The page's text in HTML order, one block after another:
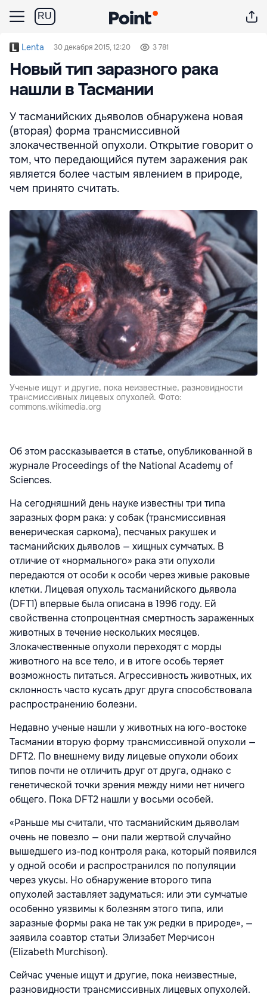
RU
Lenta 30 декабря 2015, 12:20 3 781
Новый тип заразного рака
нашли в Тасмании
У тасманийских дьяволов обнаружена новая
(вторая) форма трансмиссивной
злокачественной опухоли. Открытие говорит о
том, что передающийся путем заражения рак
является более частым явлением в природе,
чем принято считать.
Ученые ищут и другие, пока неизвестные, разновидности
трансмиссивных лицевых опухолей. Фото:
commons.wikimedia.org
Об этом рассказывается в статье, опубликованной в
журнале Proceedings of the National Academy of
Sciences.
На сегодняшний день науке известны три типа
заразных форм рака: у собак (трансмиссивная
венерическая саркома), песчаных ракушек и
тасманийских дьяволов — хищных сумчатых. В
отличие от «нормального» рака эти опухоли
передаются от особи к особи через живые раковые
клетки. Лицевая опухоль тасманийского дьявола
(DFT1) впервые была описана в 1996 году. Ей
свойственна стопроцентная смертность зараженных
животных в течение нескольких месяцев.
Злокачественные опухоли переходят c морды
животного на все тело, и в итоге особь теряет
возможность питаться. Агрессивность животных, их
склонность часто кусать друг друга способствовала
распространению болезни.
Недавно ученые нашли у животных на юго-востоке
Тасмании вторую форму трансмиссивной опухоли —
DFT2. По внешнему виду лицевые опухоли обоих
типов почти не отличить друг от друга, однако с
генетической точки зрения между ними нет ничего
общего. Пока DFT2 нашли у восьми особей.
«Раньше мы считали, что тасманийским дьяволам
очень не повезло — они пали жертвой случайно
вышедшего из-под контроля рака, который появился
у одной особи и распространился по популяции
через укусы. Но обнаружение второго типа
опухолей заставляет задуматься: или эти сумчатые
особенно уязвимы к болезням этого типа, или
заразные формы рака не так уж редки в природе», —
заявила соавтор статьи Элизабет Мерчисон
(Elizabeth Murchison).
Сейчас ученые ищут и другие, пока неизвестные,
разновидности трансмиссивных лицевых опухолей.